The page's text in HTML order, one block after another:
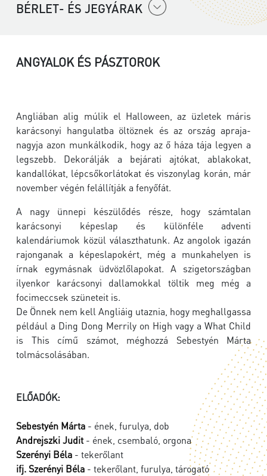
BÉRLET- ÉS JEGYÁRAK
ANGYALOK ÉS PÁSZTOROK
Angliában alig múlik el Halloween, az üzletek máris
karácsonyi hangulatba öltöznek és az ország apraja-
nagyja azon munkálkodik, hogy az ő háza tája legyen a
legszebb. Dekorálják a bejárati ajtókat, ablakokat,
kandallókat, lépcsőkorlátokat és viszonylag korán, már
november végén felállítják a fenyőfát.
A nagy ünnepi készülődés része, hogy számtalan
karácsonyi képeslap és különféle adventi
kalendáriumok közül választhatunk. Az angolok igazán
rajonganak a képeslapokért, még a munkahelyen is
írnak egymásnak üdvözlőlapokat. A szigetországban
ilyenkor karácsonyi dallamokkal töltik meg még a
focimeccsek szüneteit is.
De Önnek nem kell Angliáig utaznia, hogy meghallgassa
például a Ding Dong Merrily on High vagy a What Child
is This című számot, méghozzá Sebestyén Márta
tolmácsolásában.
ELŐADÓK:
Sebestyén Márta - ének, furulya, dob
Andrejszki Judit - ének, csembaló, orgona
Szerényi Béla - tekerőlant
ifj. Szerényi Béla - tekerőlant, furulya, tárogató